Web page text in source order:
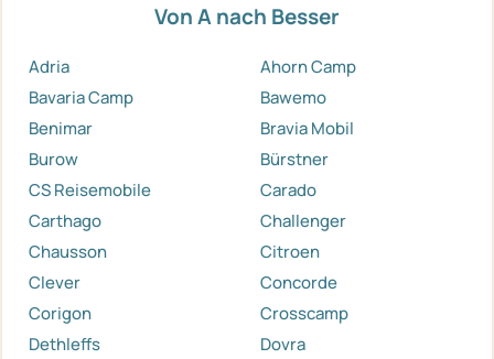
Von A nach Besser
Adria
Ahorn Camp
Bavaria Camp
Bawemo
Benimar
Bravia Mobil
Burow
Bürstner
CS Reisemobile
Carado
Carthago
Challenger
Chausson
Citroen
Clever
Concorde
Corigon
Crosscamp
Dethleffs
Dovra